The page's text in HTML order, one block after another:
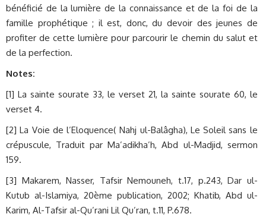
bénéficié de la lumière de la connaissance et de la foi de la
famille prophétique ; il est, donc, du devoir des jeunes de
profiter de cette lumière pour parcourir le chemin du salut et
de la perfection.
Notes:
[1] La sainte sourate 33, le verset 21, la sainte sourate 60, le
verset 4.
[2] La Voie de l’Eloquence( Nahj ul-Balâgha), Le Soleil sans le
crépuscule, Traduit par Ma’adikha’h, Abd ul-Madjid, sermon
159.
[3] Makarem, Nasser, Tafsir Nemouneh, t.17, p.243, Dar ul-
Kutub al-Islamiya, 20ème publication, 2002; Khatib, Abd ul-
Karim, Al-Tafsir al-Qu’rani Lil Qu’ran, t.11, P.678.